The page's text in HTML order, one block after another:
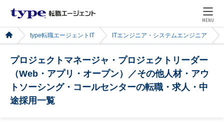
MENU
type転職エージェントIT ITエンジニア・システムエンジニア
プロジェクトマネージャ・プロジェクトリーダー
（Web・アプリ・オープン）／その他人材・アウ
トソーシング・コールセンターの転職・求人・中
途採用一覧